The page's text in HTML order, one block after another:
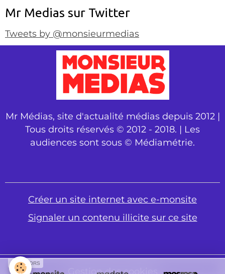
Mr Medias sur Twitter
Tweets by @monsieurmedias
Mr Médias, site d'actualité médias depuis 2012 |
Tous droits réservés © 2012 - 2018. | Les
audiences sont sous © Médiamétrie.
Créer un site internet avec e-monsite
Signaler un contenu illicite sur ce site
Gestion des cookies
SPONSORS